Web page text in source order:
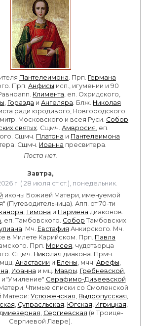
Пантелеимона. Прп. Германа
Прп. Анфисы исп., игумении и 90
Климента, еп. Охридского,
, Горазда и Ангеляра. Блж. Николая
ради юродивого, Новгородского.
Московского и всея Руси. Собор
святых. Сщмч. Амвросия, еп.
Сщмч. Платона и Пантелеимона
Сщмч. Иоанна пресвитера.
Поста нет.
Завтра,
г. ( 28 июля ст.ст.), понедельник.
иконы Божией Матери, именуемой
(Путеводительница). Апп. от 70-ти
, Тимона и Пармена диаконов.
, еп. Тамбовского. Собор Тамбовских
. Мч. Евстафия Анкирского. Мч.
в Милете Карийском. Прп. Павла
Прп. Моисея, чудотворца
Сщмч. Николая диакона. Прмч.
Анастасии и Елены, мчч. Арефы,
, Иоанна и мц. Мавры. Гребневской,
и"Умиление" Серафимо-Дивеевской
Чтимые списки со Смоленской
Матери: Устюженская, Выдропусская,
, Супрасльская, Югская, Игрицкая,
, Сергиевская (в Троице-
Сергиевой Лавре).